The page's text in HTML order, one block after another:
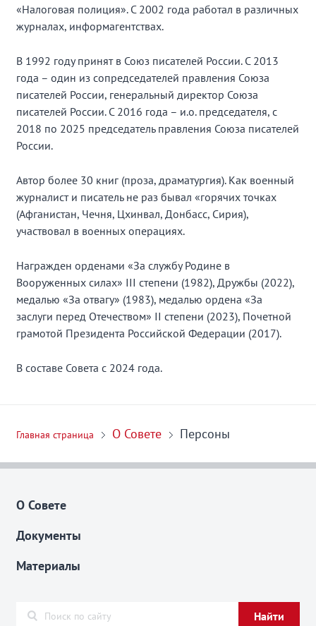
«Налоговая полиция». С 2002 года работал в различных
журналах, информагентствах.
В 1992 году принят в Союз писателей России. С 2013
года – один из сопредседателей правления Союза
писателей России, генеральный директор Союза
писателей России. С 2016 года – и.о. председателя, с
2018 по 2025 председатель правления Союза писателей
России.
Автор более 30 книг (проза, драматургия). Как военный
журналист и писатель не раз бывал «горячих точках
(Афганистан, Чечня, Цхинвал, Донбасс, Сирия),
участвовал в военных операциях.
Награжден орденами «За службу Родине в
Вооруженных силах» III степени (1982), Дружбы (2022),
медалью «За отвагу» (1983), медалью ордена «За
заслуги перед Отечеством» II степени (2023), Почетной
грамотой Президента Российской Федерации (2017).
В составе Совета с 2024 года.
Главная страница О Совете Персоны
О Совете
Документы
Материалы
Найти